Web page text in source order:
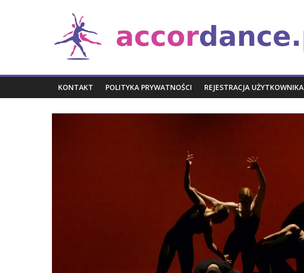
Taniec
i
muzyka
KONTAKT POLITYKA PRYWATNOŚCI REJESTRACJA UŻYTKOWNIKA